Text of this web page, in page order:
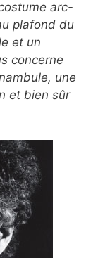
arc-
plafond du
et un
concerne
une
et bien sûr